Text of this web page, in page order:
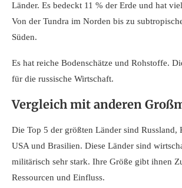
Länder. Es bedeckt 11 % der Erde und hat
Von der Tundra im Norden bis zu
Süden.
Es hat reiche Bodenschätze und Rohstoffe.
für die russische Wirtschaft.
Vergleich mit anderen
Die Top 5 der größten Länder sind Russland,
USA und Brasilien. Diese Länder sind
militärisch sehr stark. Ihre Größe gibt ihnen
Ressourcen und Einfluss.